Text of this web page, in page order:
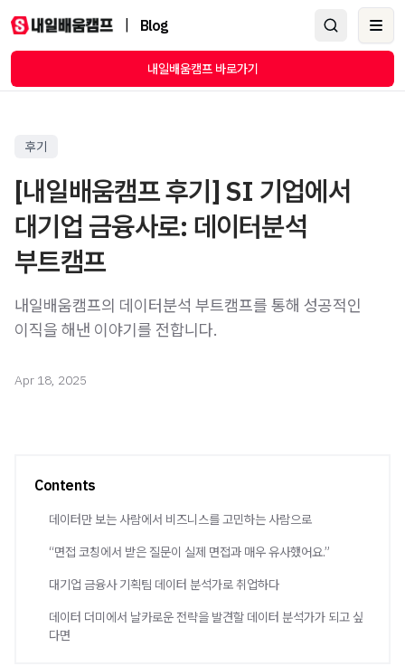
Blog
내일배움캠프 바로가기
후기
[내일배움캠프 후기] SI 기업에서
대기업 금융사로: 데이터분석
부트캠프
내일배움캠프의 데이터분석 부트캠프를 통해 성공적인
이직을 해낸 이야기를 전합니다.
Apr 18, 2025
Contents
데이터만 보는 사람에서 비즈니스를 고민하는 사람으로
“면접 코칭에서 받은 질문이 실제 면접과 매우 유사했어요.”
대기업 금융사 기획팀 데이터 분석가로 취업하다
데이터 더미에서 날카로운 전략을 발견할 데이터 분석가가 되고 싶
다면